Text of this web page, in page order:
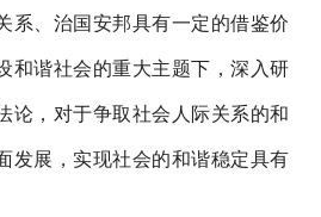
系、治国安邦具有一定的借鉴价
和谐社会的重大主题下，深入研
论，对于争取社会人际关系的和
发展，实现社会的和谐稳定具有